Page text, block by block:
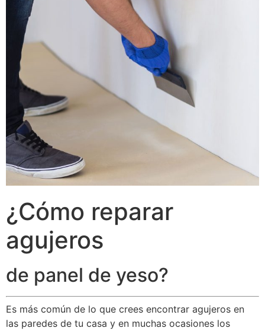
¿Cómo reparar
agujeros
de panel de yeso?
Es más común de lo que crees encontrar agujeros en
las paredes de tu casa y en muchas ocasiones los